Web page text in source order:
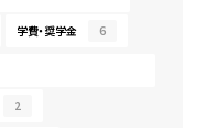
学費・奨学金 6
2